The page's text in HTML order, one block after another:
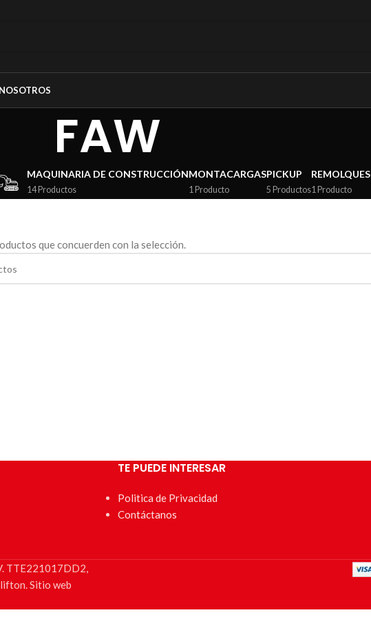
FAW
MAQUINARIA DE CONSTRUCCIÓN
14 Productos
MONTACARGAS
1 Producto
PICKUP
5 Productos
REMOLQUES
1 Producto
que concuerden con la selección.
TE PUEDE INTERESAR
Politica de Privacidad
Contáctanos
TTE221017DD2,
Sitio web